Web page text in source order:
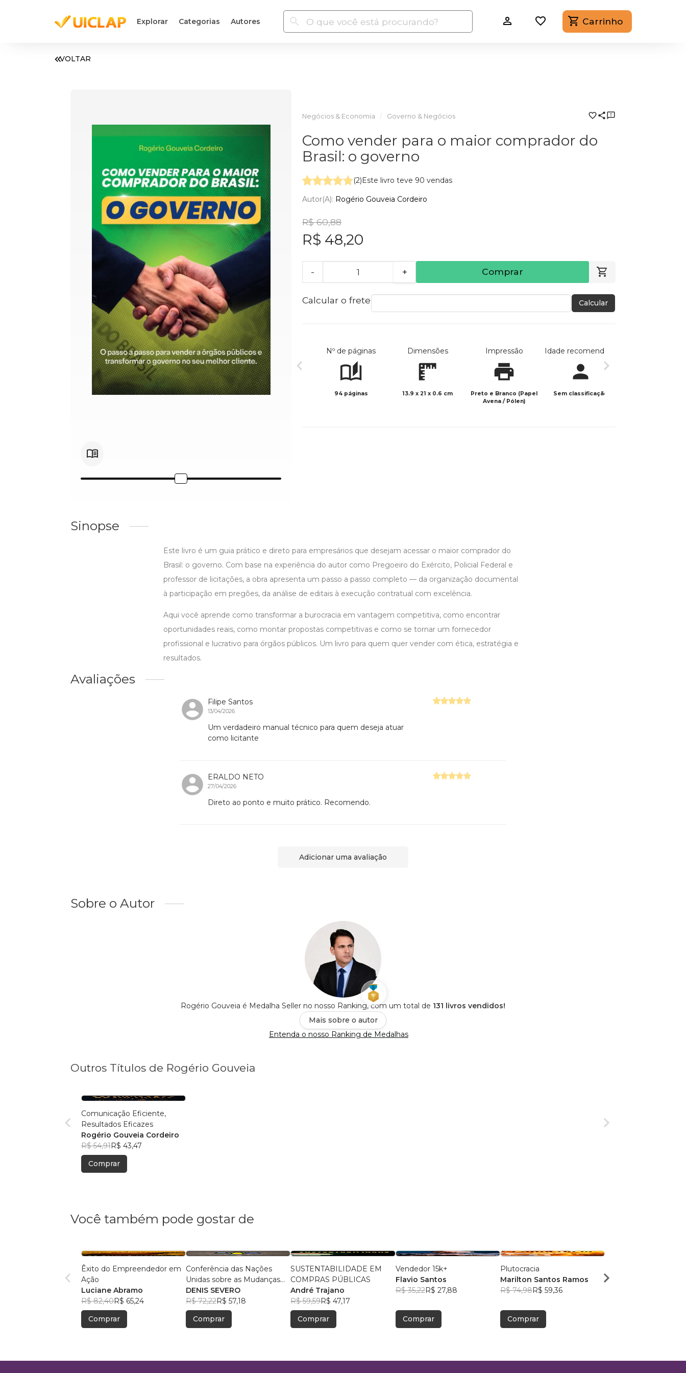
Explorar Categorias Autores Carrinho
VOLTAR
Negócios & Economia Governo & Negócios
Como vender para o maior comprador do
Brasil: o governo
(2)Este livro teve 90 vendas
Autor(a): Rogério Gouveia Cordeiro
R$ 60,88
R$ 48,20
- + Comprar
Calcular o frete Calcular
Nº de páginas
94 páginas
Dimensões
13.9 x 21 x 0.6 cm
Impressão
Preto e Branco (Papel
Avena / Pólen)
Idade recomendada
Sem classificação
Sinopse
Este livro é um guia prático e direto para empresários que desejam acessar o maior comprador do
Brasil: o governo. Com base na experiência do autor como Pregoeiro do Exército, Policial Federal e
professor de licitações, a obra apresenta um passo a passo completo — da organização documental
à participação em pregões, da análise de editais à execução contratual com excelência.
Aqui você aprende como transformar a burocracia em vantagem competitiva, como encontrar
oportunidades reais, como montar propostas competitivas e como se tornar um fornecedor
profissional e lucrativo para órgãos públicos. Um livro para quem quer vender com ética, estratégia e
resultados.
Avaliações
Filipe Santos
13/04/2026
Um verdadeiro manual técnico para quem deseja atuar
como licitante
ERALDO NETO
27/04/2026
Direto ao ponto e muito prático. Recomendo.
Adicionar uma avaliação
Sobre o Autor
Rogério Gouveia é Medalha Seller no nosso Ranking, com um total de 131 livros vendidos!
Mais sobre o autor
Entenda o nosso Ranking de Medalhas
Outros Títulos de Rogério Gouveia
Comunicação Eficiente,
Resultados Eficazes
Rogério Gouveia Cordeiro
R$ 54,91R$ 43,47
Comprar
Você também pode gostar de
Êxito do Empreendedor em
Ação
Luciane Abramo
R$ 82,40R$ 65,24
Comprar
Conferência das Nações
Unidas sobre as Mudanças
Climáticas - 2025
DENIS SEVERO
R$ 72,22R$ 57,18
Comprar
SUSTENTABILIDADE EM
COMPRAS PÚBLICAS
André Trajano
R$ 59,59R$ 47,17
Comprar
Vendedor 15k+
Flavio Santos
R$ 35,22R$ 27,88
Comprar
Plutocracia
Marilton Santos Ramos
R$ 74,98R$ 59,36
Comprar
NÃO COPIA